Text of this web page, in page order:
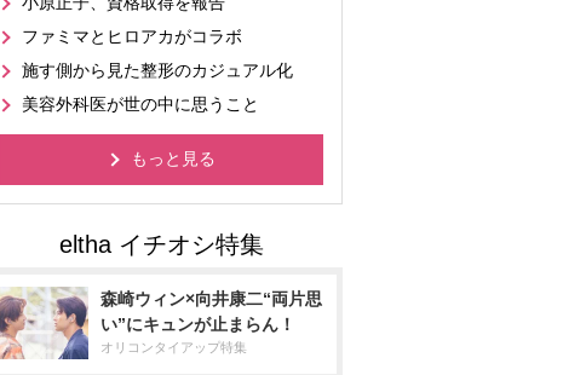
ファミマとヒロアカがコラボ
施す側から見た整形のカジュアル化
美容外科医が世の中に思うこと
もっと見る
森崎ウィン×向井康二“両片思
い”にキュンが止まらん！
オリコンタイアップ特集